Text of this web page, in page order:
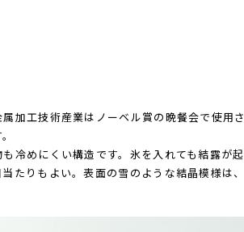
加工技術産業はノーベル賞の晩餐会で使用
冷めにくい構造です。氷を入れても結露が
たりもよい。表面の雪のような結晶模様は